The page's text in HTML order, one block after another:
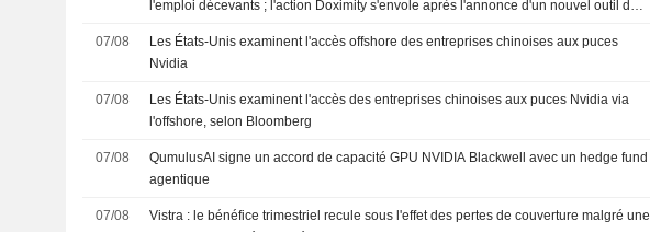
l'emploi décevants ; l'action Doximity s'envole après l'annonce d'un nouvel outil de
07/08
Les États-Unis examinent l'accès offshore des entreprises chinoises aux puces
Nvidia
07/08
Les États-Unis examinent l'accès des entreprises chinoises aux puces Nvidia via
l'offshore, selon Bloomberg
07/08
QumulusAI signe un accord de capacité GPU NVIDIA Blackwell avec un hedge fund
agentique
07/08
Vistra : le bénéfice trimestriel recule sous l'effet des pertes de couverture malgré une